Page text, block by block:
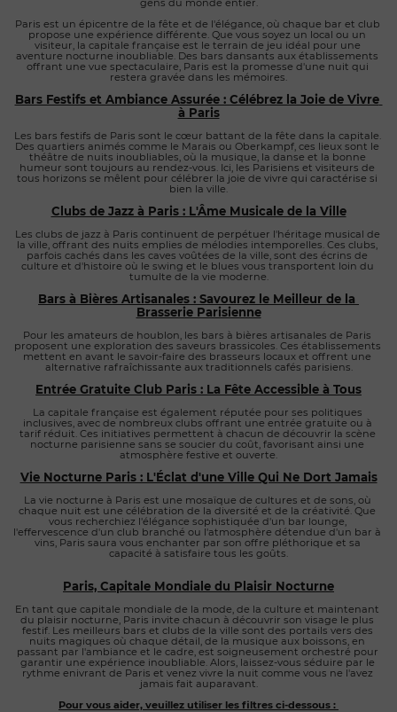
Paris est un épicentre de la fête et de l'élégance, où chaque bar et club
propose une expérience différente. Que vous soyez un local ou un
visiteur, la capitale française est le terrain de jeu idéal pour une
aventure nocturne inoubliable. Des bars dansants aux établissements
offrant une vue spectaculaire, Paris est la promesse d'une nuit qui
restera gravée dans les mémoires.
Bars Festifs et Ambiance Assurée : Célébrez la Joie de Vivre
à Paris
Les bars festifs de Paris sont le cœur battant de la fête dans la capitale.
Des quartiers animés comme le Marais ou Oberkampf, ces lieux sont le
théâtre de nuits inoubliables, où la musique, la danse et la bonne
humeur sont toujours au rendez-vous. Ici, les Parisiens et visiteurs de
tous horizons se mêlent pour célébrer la joie de vivre qui caractérise si
bien la ville.
Clubs de Jazz à Paris : L'Âme Musicale de la Ville
Les clubs de jazz à Paris continuent de perpétuer l'héritage musical de
la ville, offrant des nuits emplies de mélodies intemporelles. Ces clubs,
parfois cachés dans les caves voûtées de la ville, sont des écrins de
culture et d'histoire où le swing et le blues vous transportent loin du
tumulte de la vie moderne.
Bars à Bières Artisanales : Savourez le Meilleur de la
Brasserie Parisienne
Pour les amateurs de houblon, les bars à bières artisanales de Paris
proposent une exploration des saveurs brassicoles. Ces établissements
mettent en avant le savoir-faire des brasseurs locaux et offrent une
alternative rafraîchissante aux traditionnels cafés parisiens.
Entrée Gratuite Club Paris : La Fête Accessible à Tous
La capitale française est également réputée pour ses politiques
inclusives, avec de nombreux clubs offrant une entrée gratuite ou à
tarif réduit. Ces initiatives permettent à chacun de découvrir la scène
nocturne parisienne sans se soucier du coût, favorisant ainsi une
atmosphère festive et ouverte.
Vie Nocturne Paris : L'Éclat d'une Ville Qui Ne Dort Jamais
La vie nocturne à Paris est une mosaïque de cultures et de sons, où
chaque nuit est une célébration de la diversité et de la créativité. Que
vous recherchiez l'élégance sophistiquée d'un bar lounge,
l'effervescence d'un club branché ou l'atmosphère détendue d'un bar à
vins, Paris saura vous enchanter par son offre pléthorique et sa
capacité à satisfaire tous les goûts.
Paris, Capitale Mondiale du Plaisir Nocturne
En tant que capitale mondiale de la mode, de la culture et maintenant
du plaisir nocturne, Paris invite chacun à découvrir son visage le plus
festif. Les meilleurs bars et clubs de la ville sont des portails vers des
nuits magiques où chaque détail, de la musique aux boissons, en
passant par l'ambiance et le cadre, est soigneusement orchestré pour
garantir une expérience inoubliable. Alors, laissez-vous séduire par le
rythme enivrant de Paris et venez vivre la nuit comme vous ne l'avez
jamais fait auparavant.
Pour vous aider, veuillez utiliser les filtres ci-dessous :